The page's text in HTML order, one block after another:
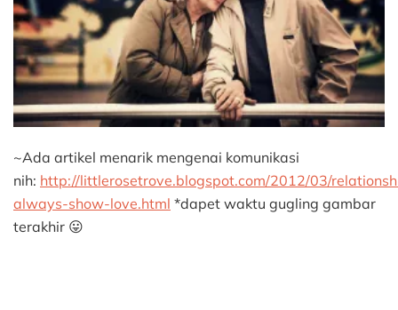
~Ada artikel menarik mengenai komunikasi
nih: http://littlerosetrove.blogspot.com/2012/03/
always-show-love.html *dapet waktu gugling gambar
terakhir 😛